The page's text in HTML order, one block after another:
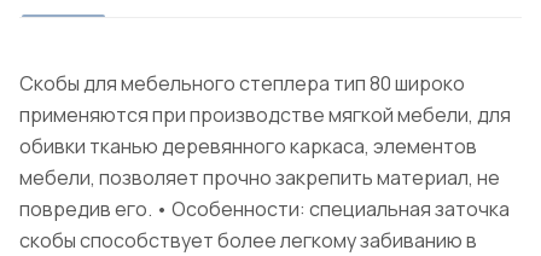
Скобы для мебельного степлера тип 80 широко
применяются при производстве мягкой мебели, для
обивки тканью деревянного каркаса, элементов
мебели, позволяет прочно закрепить материал, не
повредив его. • Особенности: специальная заточка
скобы способствует более легкому забиванию в